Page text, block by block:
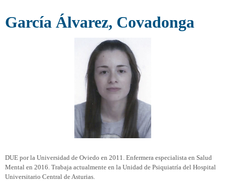
García Álvarez, Covadonga
DUE por la Universidad de Oviedo en 2011. Enfermera especialista en Salud
Mental en 2016. Trabaja actualmente en la Unidad de Psiquiatría del Hospital
Universitario Central de Asturias.